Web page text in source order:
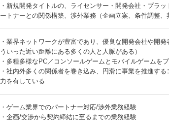
・新規開発タイトルの、ライセンサー・開発会社・プラ
ートナーとの関係構築、渉外業務（企画立案、条件調整、
・業界ネットワークが豊富であり、優良な開発会社や開
ういった近い距離にある多くの人と人脈がある）
・多種多様なPC／コンソールゲームとモバイルゲームを
・社内外多くの関係者を巻き込み、円滑に事業を推進す
力を有している
・ゲーム業界でのパートナー対応/渉外業務経験
・企画/交渉から契約締結に至るまでの業務経験